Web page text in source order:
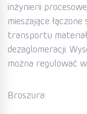
inżynierii
mieszające
transportu
dezaglomeracji.
można regulować
Broszura: